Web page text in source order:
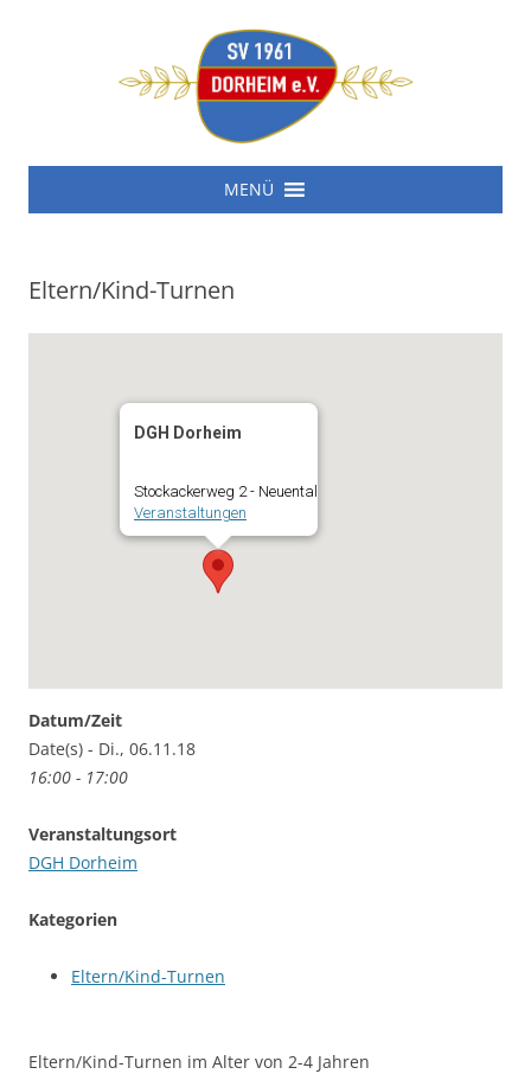
SV 1961 Dorheim e.V.
Zum
MENÜ
Eltern/Kind-Turnen
DGH Dorheim
Stockackerweg 2 - Neuental
Veranstaltungen
Datum/Zeit
Date(s) - Di., 06.11.18
16:00 - 17:00
Veranstaltungsort
DGH Dorheim
Kategorien
Eltern/Kind-Turnen
Eltern/Kind-Turnen im Alter von 2-4 Jahren